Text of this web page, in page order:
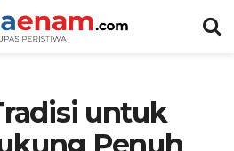
untuk